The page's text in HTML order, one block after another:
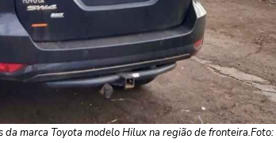
marca Toyota modelo Hilux na região de fronteira.Foto: